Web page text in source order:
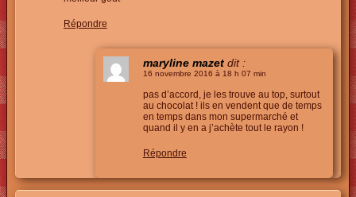
Répondre
maryline mazet dit :
16 novembre 2016 à 18 h 07 min
pas d’accord, je les trouve au top, surtout
au chocolat ! ils en vendent que de temps
en temps dans mon supermarché et
quand il y en a j’achète tout le rayon !
Répondre